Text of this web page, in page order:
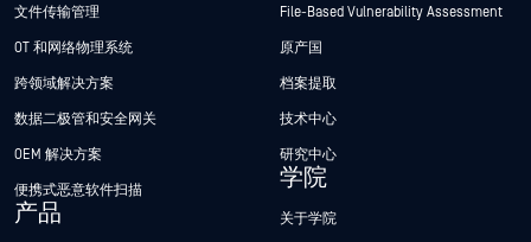
文件传输管理
OT 和网络物理系统
跨领域解决方案
数据二极管和安全网关
OEM 解决方案
便携式恶意软件扫描
产品
File-Based Vulnerability Assessment
原产国
档案提取
技术中心
研究中心
学院
关于学院